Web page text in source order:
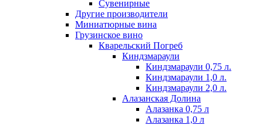
Сувенирные
Другие производители
Миниатюрные вина
Грузинское вино
Кварельский Погреб
Киндзмараули
Киндзмараули 0,75 л.
Киндзмараули 1,0 л.
Киндзмараули 2,0 л.
Алазанская Долина
Алазанка 0,75 л
Алазанка 1,0 л